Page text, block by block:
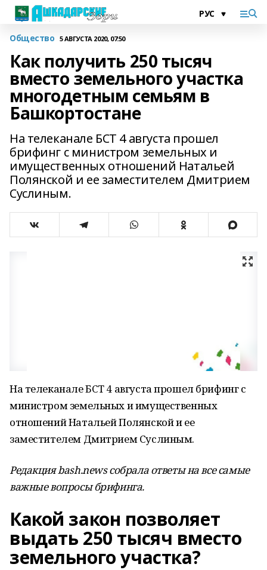
Общество 5 АВГУСТА 2020, 07:50
Как получить 250 тысяч
вместо земельного участка
многодетным семьям в
Башкортостане
На телеканале БСТ 4 августа прошел
брифинг с министром земельных и
имущественных отношений Натальей
Полянской и ее заместителем Дмитрием
Суслиным.
На телеканале БСТ 4 августа прошел брифинг с
министром земельных и имущественных
отношений Натальей Полянской и ее
заместителем Дмитрием Суслиным.
Редакция bash.news собрала ответы на все самые
важные вопросы брифинга.
Какой закон позволяет
выдать 250 тысяч вместо
земельного участка?